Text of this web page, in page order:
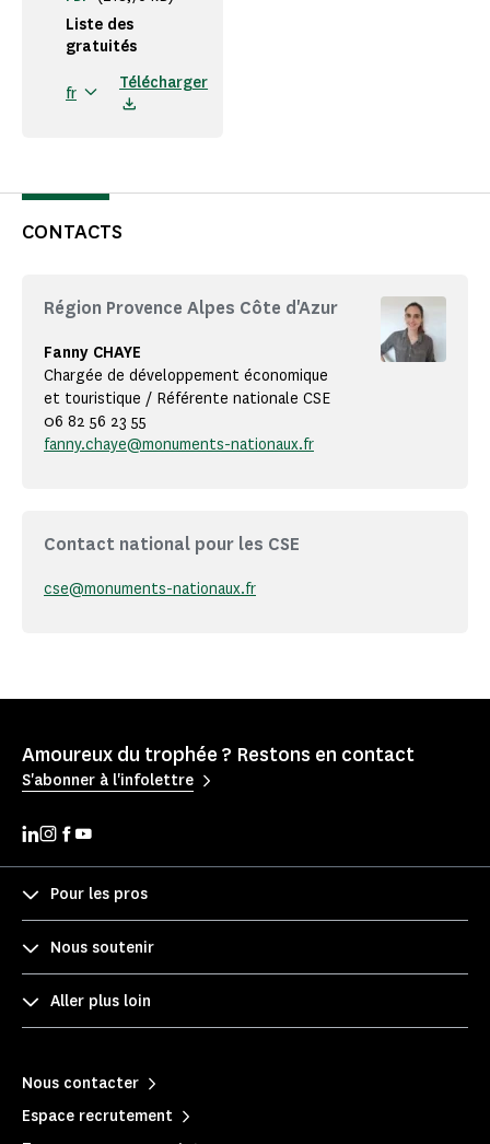
Liste des
gratuités
fr
Télécharger
CONTACTS
Région Provence Alpes Côte d'Azur
Fanny CHAYE
Chargée de développement économique
et touristique / Référente nationale CSE
06 82 56 23 55
fanny.chaye@monuments-nationaux.fr
Contact national pour les CSE
cse@monuments-nationaux.fr
Amoureux du trophée ? Restons en contact
S'abonner à l'infolettre
Pour les pros
Nous soutenir
Aller plus loin
Nous contacter
Espace recrutement